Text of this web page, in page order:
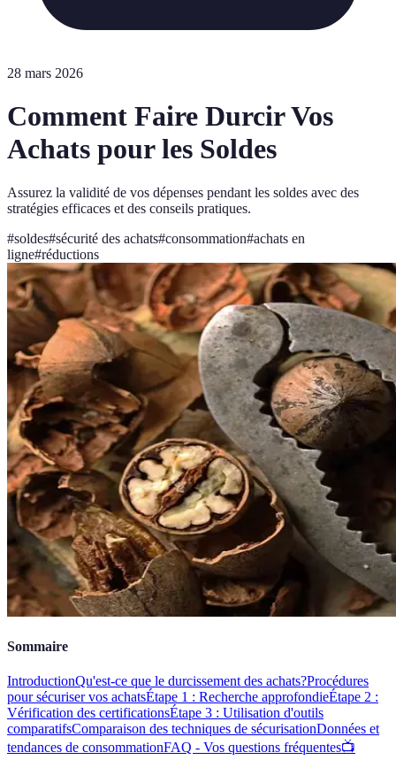
28 mars 2026
Comment Faire Durcir Vos
Achats pour les Soldes
Assurez la validité de vos dépenses pendant les soldes avec des
stratégies efficaces et des conseils pratiques.
#soldes#sécurité des achats#consommation#achats en
ligne#réductions
Sommaire
IntroductionQu'est-ce que le durcissement des achats?Procédures
pour sécuriser vos achatsÉtape 1 : Recherche approfondieÉtape 2 :
Vérification des certificationsÉtape 3 : Utilisation d'outils
comparatifsComparaison des techniques de sécurisationDonnées et
tendances de consommationFAQ - Vos questions fréquentes📺